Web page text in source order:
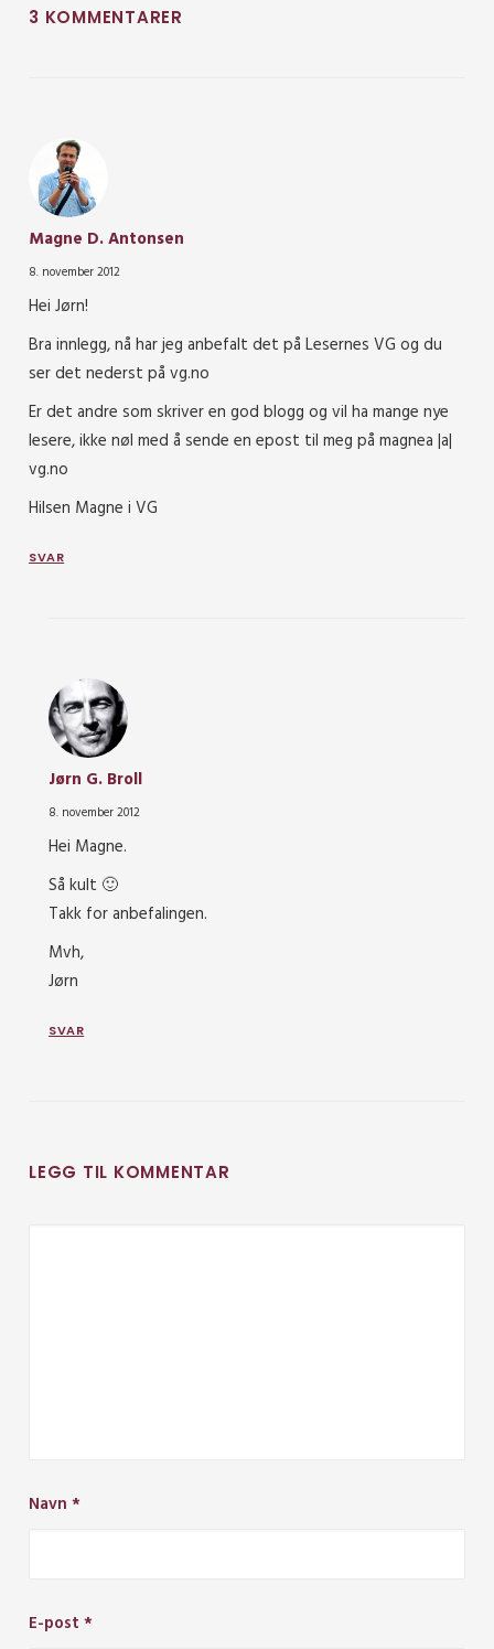
3 KOMMENTARER
Magne D. Antonsen
8. november 2012
Hei Jørn!
Bra innlegg, nå har jeg anbefalt det på Lesernes VG og du
ser det nederst på vg.no
Er det andre som skriver en god blogg og vil ha mange nye
lesere, ikke nøl med å sende en epost til meg på magnea |a|
vg.no
Hilsen Magne i VG
SVAR
Jørn G. Broll
8. november 2012
Hei Magne.
Så kult 🙂
Takk for anbefalingen.
Mvh,
Jørn
SVAR
LEGG TIL KOMMENTAR
Navn *
E-post *